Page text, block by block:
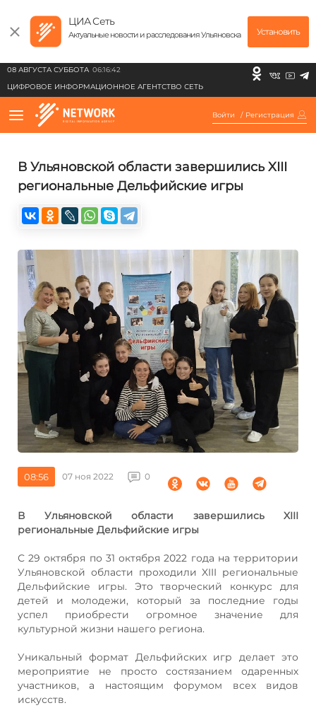
ЦИА Сеть
Актуальные новости и расследования Ульяновска Установить
08 АВГУСТА СУББОТА 06:16:42
ЦИФРОВОЕ ИНФОРМАЦИОННОЕ АГЕНТСТВО СЕТЬ
Войти / Регистрация
В Ульяновской области завершились XIII
региональные Дельфийские игры
08:56 07 ноя 2022 0
В Ульяновской области завершились XIII
региональные Дельфийские игры
С 29 октября по 31 октября 2022 года на территории
Ульяновской области проходили XIII региональные
Дельфийские игры. Это творческий конкурс для
детей и молодежи, который за последние годы
успел приобрести огромное значение для
культурной жизни нашего региона.
Уникальный формат Дельфийских игр делает это
мероприятие не просто состязанием одаренных
участников, а настоящим форумом всех видов
искусств.